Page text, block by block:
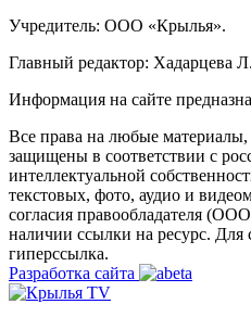
Учредитель: ООО «Крылья».
Главный редактор: Хадарцева
Информация на сайте
Все права на любые
защищены в соответствии с
интеллектуальной
текстовых, фото, аудио и
согласия правообладателя
наличии ссылки на ресурс. Для
гиперссылка.
Разработка сайта